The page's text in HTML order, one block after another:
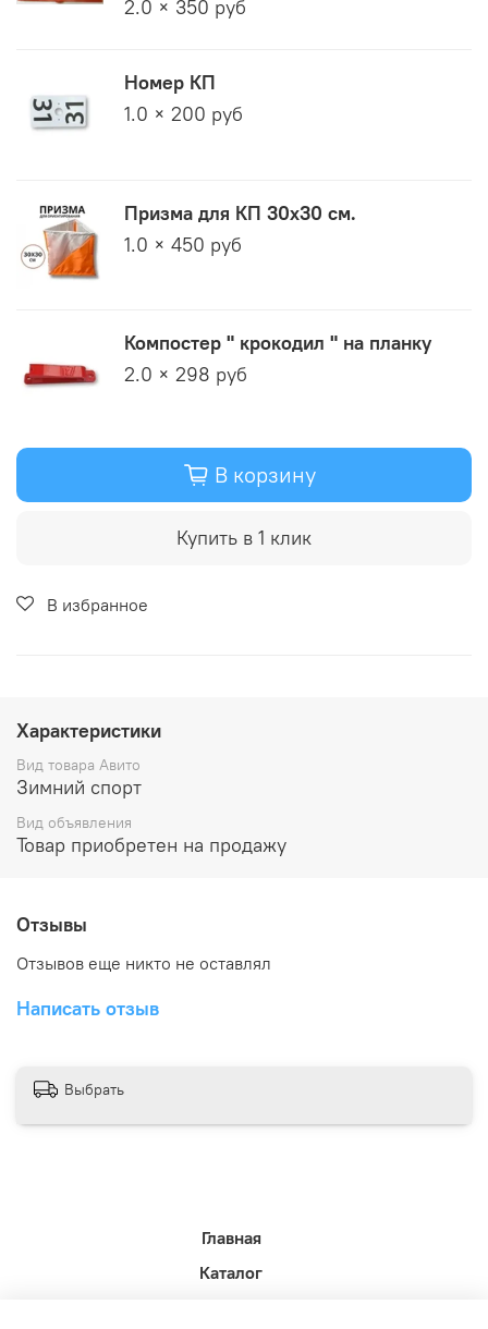
2.0 × 350 руб
Номер КП
1.0 × 200 руб
Призма для КП 30х30 см.
1.0 × 450 руб
Компостер " крокодил " на планку
2.0 × 298 руб
В корзину
Купить в 1 клик
В избранное
Характеристики
Вид товара Авито
Зимний спорт
Вид объявления
Товар приобретен на продажу
Отзывы
Отзывов еще никто не оставлял
Написать отзыв
Выбрать
Главная
Каталог